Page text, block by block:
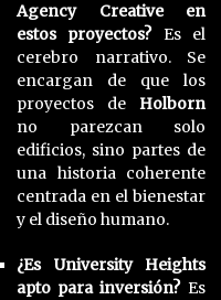
Agency Creative en
estos proyectos?Es el
cerebro narrativo. Se
encargan de que los
proyectos deHolborn
no parezcan solo
edificios, sino partes de
una historia coherente
centrada en el bienestar
y el diseño humano.
¿Es University Heights
apto para inversión?Es